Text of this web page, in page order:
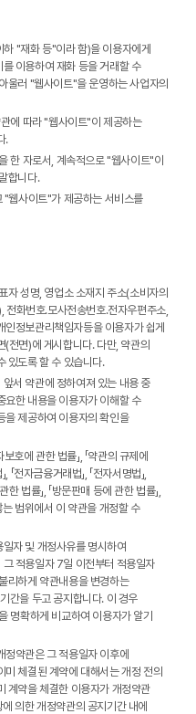
"재화 등"이라 함)을 이용자에게
이용하여 재화 등을 거래할 수
울러 "웹사이트"을 운영하는 사업자의
에 따라 "웹사이트"이 제공하는
.
한 자로서, 계속적으로 "웹사이트"이
합니다.
"웹사이트"가 제공하는 서비스를
자 성명, 영업소 소재지 주소(소비자의
화번호․모사전송번호․전자우편주소,
정보관리책임자등을 이용자가 쉽게
전면)에 게시합니다. 다만, 약관의
있도록 할 수 있습니다.
서 약관에 정하여져 있는 내용 중
요한 내용을 이용자가 이해할 수
을 제공하여 이용자의 확인을
호에 관한 법률」, 「약관의 규제에
전자금융거래법」, 「전자서명법」,
법률」, 「방문판매 등에 관한 법률」,
는 범위에서 이 약관을 개정할 수
자 및 개정사유를 명시하여
적용일자 7일 이전부터 적용일자
리하게 약관내용을 변경하는
간을 두고 공지합니다. 이 경우
명확하게 비교하여 이용자가 알기
약관은 그 적용일자 이후에
체결된 계약에 대해서는 개정 전의
계약을 체결한 이용자가 개정약관
의한 개정약관의 공지기간 내에